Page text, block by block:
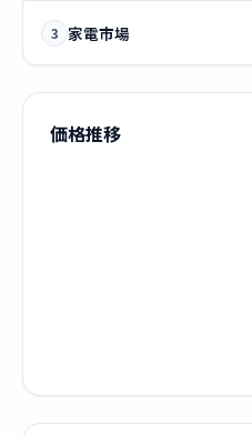
3 家電市場
価格推移